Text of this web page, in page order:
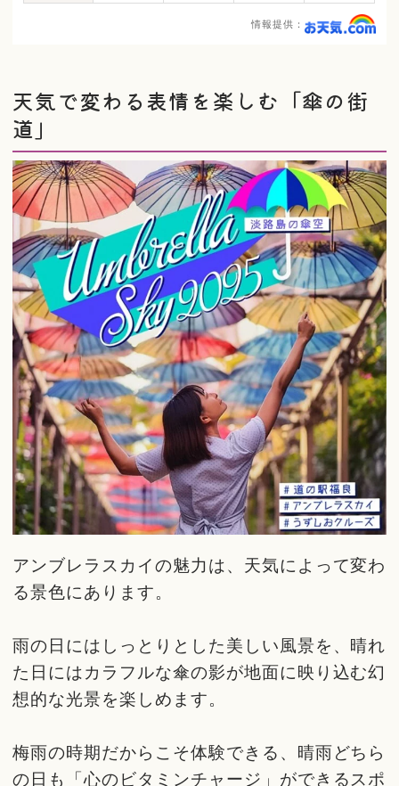
情報提供：
天気で変わる表情を楽しむ「傘の街
道」
アンブレラスカイの魅力は、天気によって変わ
る景色にあります。
雨の日にはしっとりとした美しい風景を、晴れ
た日にはカラフルな傘の影が地面に映り込む幻
想的な光景を楽しめます。
梅雨の時期だからこそ体験できる、晴雨どちら
の日も「心のビタミンチャージ」ができるスポ